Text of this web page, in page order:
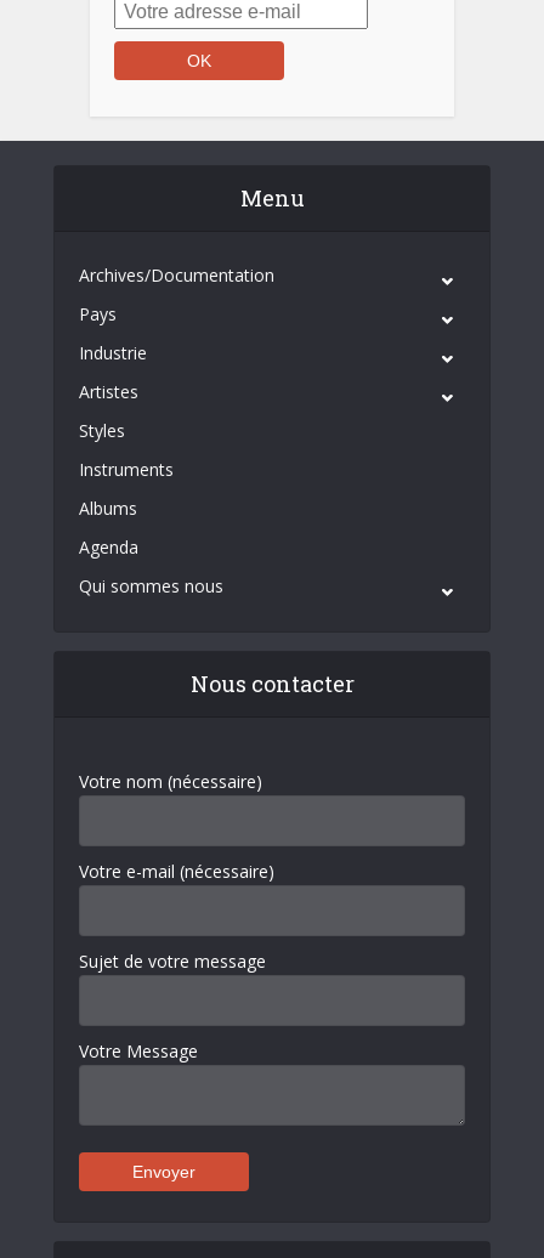
Menu
Archives/Documentation
Pays
Industrie
Artistes
Styles
Instruments
Albums
Agenda
Qui sommes nous
Nous contacter
Votre nom (nécessaire)
Votre e-mail (nécessaire)
Sujet de votre message
Votre Message